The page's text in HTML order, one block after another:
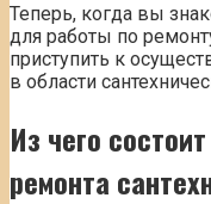
Теперь, когда вы
для работы по
приступить к
в области
Из чего
ремонта